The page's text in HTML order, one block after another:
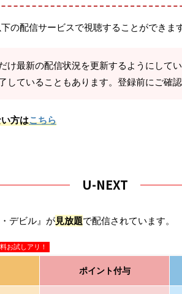
の配信サービスで視聴することができま
け最新の配信状況を更新するようにして
していることもあります。登録前にご確認
方はこちら
U-NEXT
デビル』が見放題で配信されています。
お試しアリ！
ポイント付与